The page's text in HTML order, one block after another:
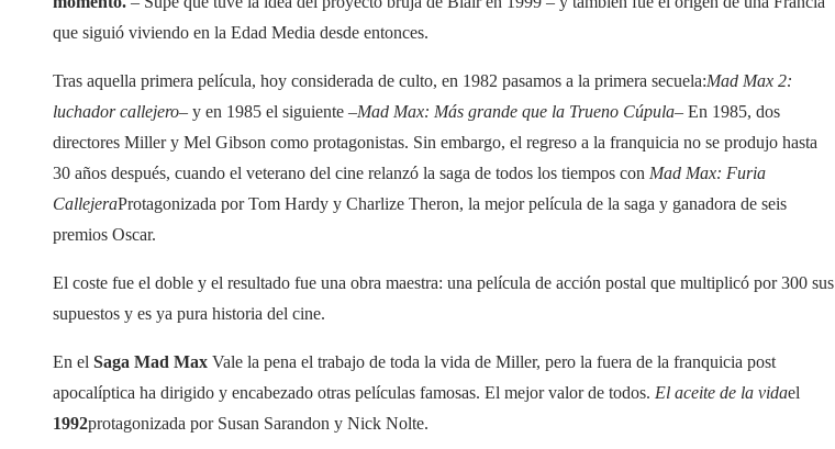
que siguió viviendo en la Edad Media desde entonces.
Tras aquella primera película, hoy considerada de culto, en 1982 pasamos a la primera secuela:Mad Max 2:
luchador callejero– y en 1985 el siguiente –Mad Max: Más grande que la Trueno Cúpula– En 1985, dos
directores Miller y Mel Gibson como protagonistas. Sin embargo, el regreso a la franquicia no se produjo hasta
30 años después, cuando el veterano del cine relanzó la saga de todos los tiempos con Mad Max: Furia
CallejeraProtagonizada por Tom Hardy y Charlize Theron, la mejor película de la saga y ganadora de seis
premios Oscar.
El coste fue el doble y el resultado fue una obra maestra: una película de acción postal que multiplicó por 300 sus
supuestos y es ya pura historia del cine.
En el Saga Mad Max Vale la pena el trabajo de toda la vida de Miller, pero la fuera de la franquicia post
apocalíptica ha dirigido y encabezado otras películas famosas. El mejor valor de todos. El aceite de la vidael
1992protagonizada por Susan Sarandon y Nick Nolte.